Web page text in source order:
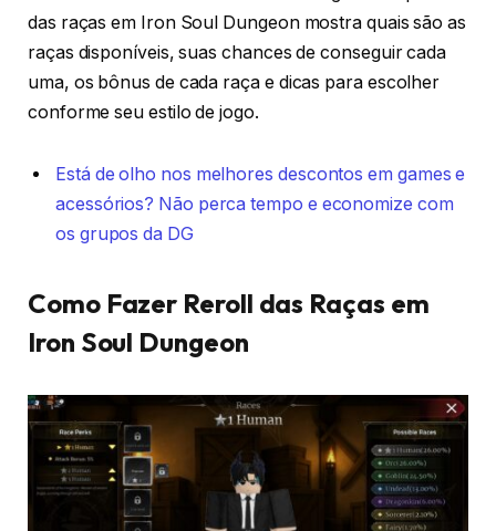
das raças em Iron Soul Dungeon mostra quais são as
raças disponíveis, suas chances de conseguir cada
uma, os bônus de cada raça e dicas para escolher
conforme seu estilo de jogo.
Está de olho nos melhores descontos em games e
acessórios? Não perca tempo e economize com
os grupos da DG
Como Fazer Reroll das Raças em
Iron Soul Dungeon